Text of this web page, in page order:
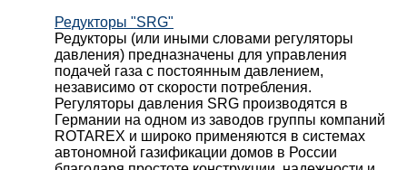
Редукторы "SRG"
Редукторы (или иными словами регуляторы
давления) предназначены для управления
подачей газа с постоянным давлением,
независимо от скорости потребления.
Регуляторы давления SRG производятся в
Германии на одном из заводов группы компаний
ROTAREX и широко применяются в системах
автономной газификации домов в России